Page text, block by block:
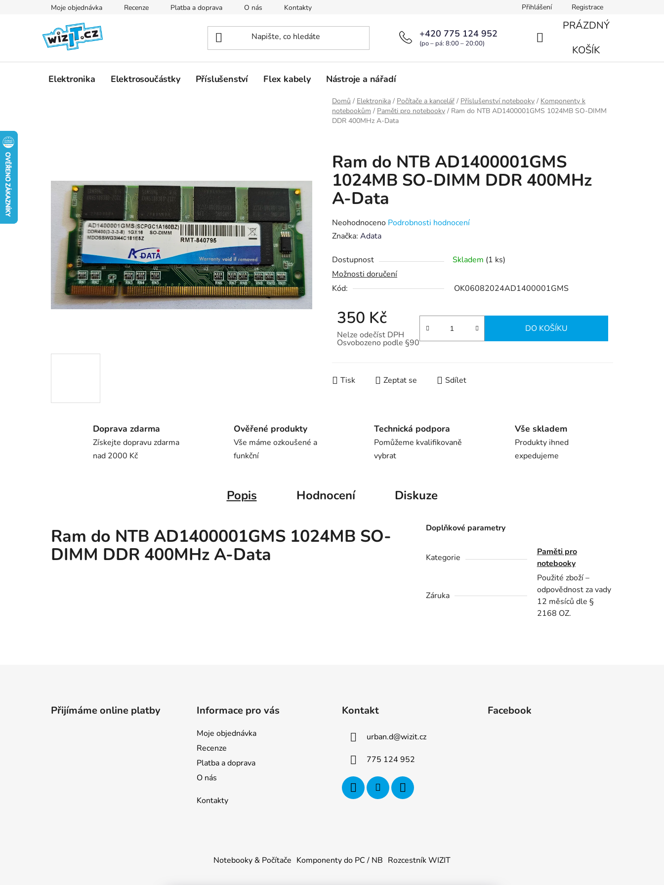
Moje objednávka Recenze Platba a doprava O nás Kontakty Přihlášení Registrace
+420 775 124 952
(po – pá: 8:00 – 20:00)
NÁKUPNÍ
PRÁZDNÝ
KOŠÍK
Elektronika Elektrosoučástky Příslušenství Flex kabely Nástroje a nářadí
Domů / Elektronika / Počítače a kancelář / Příslušenství notebooky / Komponenty k
notebookům / Paměti pro notebooky / Ram do NTB AD1400001GMS 1024MB SO-DIMM
DDR 400MHz A-Data
Ram do NTB AD1400001GMS
1024MB SO-DIMM DDR 400MHz
A-Data
Průměrné
hodnocení
je
0,0
z
hvězdiček.
Neohodnoceno Podrobnosti hodnocení
Značka: Adata
Dostupnost Skladem (1 ks)
Možnosti doručení
Kód:
OK06082024AD1400001GMS
350 Kč
Nelze odečíst DPH
Osvobozeno podle §90
DO KOŠÍKU
Tisk Zeptat se Sdílet
Doprava zdarma
Získejte dopravu zdarma
nad 2000 Kč
Ověřené produkty
Vše máme ozkoušené a
funkční
Technická podpora
Pomůžeme kvalifikovaně
vybrat
Vše skladem
Produkty ihned
expedujeme
Popis Hodnocení Diskuze
Ram do NTB AD1400001GMS 1024MB SO-
DIMM DDR 400MHz A-Data
Doplňkové parametry
Kategorie
Paměti pro
notebooky
Záruka
Použité zboží –
odpovědnost za vady
12 měsíců dle §
2168 OZ.
Přijímáme online platby Informace pro vás
Moje objednávka
Recenze
Platba a doprava
O nás
Kontakty
Kontakt
urban.d@wizit.cz
775 124 952
Facebook
Notebooky & Počítače Komponenty do PC / NB Rozcestník WIZIT